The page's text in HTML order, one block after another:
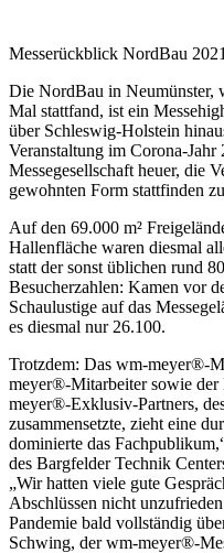
Messerückblick NordBau
Die NordBau in Neumünster,
Mal stattfand, ist ein
über Schleswig-Holstein
Veranstaltung im Corona-Jahr
Messegesellschaft heuer, die
gewohnten Form stattfinden
Auf den 69.000 m²
Hallenfläche waren diesmal
statt der sonst üblichen rund
Besucherzahlen: Kamen vor
Schaulustige auf das
es diesmal nur 26.100.
Trotzdem: Das wm-meyer®-
meyer®-Mitarbeiter sowie der
meyer®-Exklusiv-Partners,
zusammensetzte, zieht eine
dominierte das
des Bargfelder Technik
„Wir hatten viele gute
Abschlüssen nicht
Pandemie bald vollständig
Schwing, der wm-meyer®-